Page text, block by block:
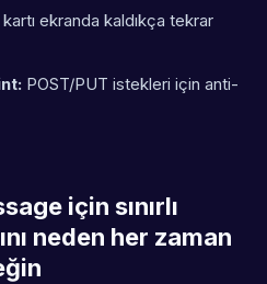
kartı ekranda kaldıkça tekrar
POST/PUT istekleri için anti-
için sınırlı
neden her zaman